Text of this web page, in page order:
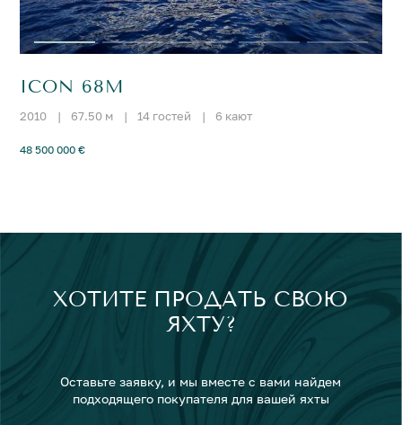
ICON 68M
2010 | 67.50 м | 14 гостей | 6 кают
48 500 000 €
ХОТИТЕ ПРОДАТЬ СВОЮ
ЯХТУ?
Оставьте заявку, и мы вместе с вами найдем
подходящего покупателя для вашей яхты